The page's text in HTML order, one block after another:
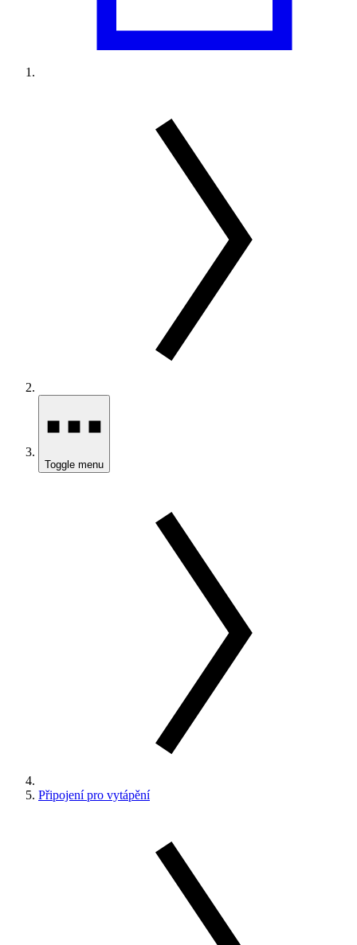
Toggle menu
Připojení pro vytápění